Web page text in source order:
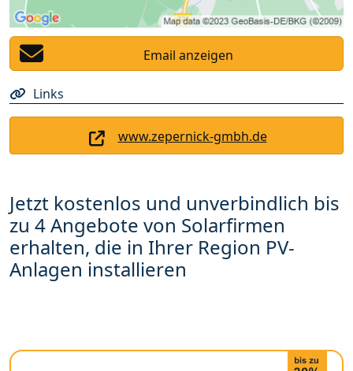
Email anzeigen
Links
www.zepernick-gmbh.de
Jetzt kostenlos und unverbindlich bis
zu 4 Angebote von Solarfirmen
erhalten, die in Ihrer Region PV-
Anlagen installieren